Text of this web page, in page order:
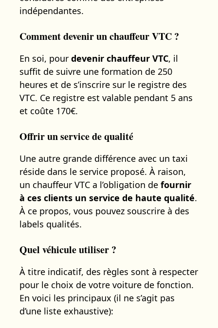
indépendantes.
Comment devenir un chauffeur VTC ?
En soi, pour devenir chauffeur VTC, il
suffit de suivre une formation de 250
heures et de s’inscrire sur le registre des
VTC. Ce registre est valable pendant 5 ans
et coûte 170€.
Offrir un service de qualité
Une autre grande différence avec un taxi
réside dans le service proposé. À raison,
un chauffeur VTC a l’obligation de fournir
à ces clients un service de haute qualité.
À ce propos, vous pouvez souscrire à des
labels qualités.
Quel véhicule utiliser ?
À titre indicatif, des règles sont à respecter
pour le choix de votre voiture de fonction.
En voici les principaux (il ne s’agit pas
d’une liste exhaustive):